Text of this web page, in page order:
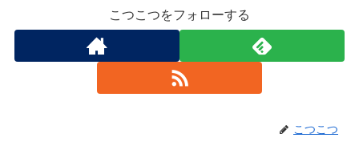
こつこつをフォローする
こつこつ